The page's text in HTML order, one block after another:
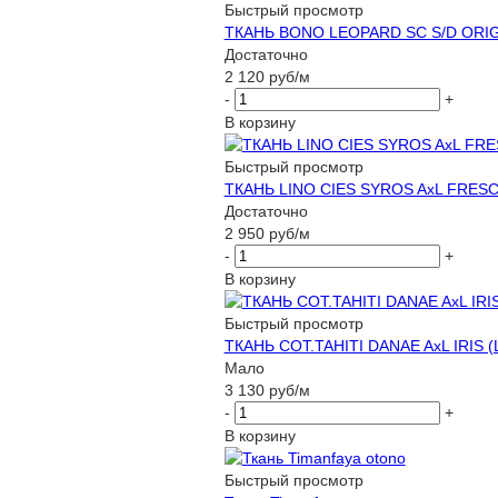
Быстрый просмотр
ТКАНЬ BONO LEOPARD SC S/D
Достаточно
2 120руб/м
-
+
В корзину
Быстрый просмотр
ТКАНЬ LINO CIES SYROS AxL
Достаточно
2 950руб/м
-
+
В корзину
Быстрый просмотр
ТКАНЬ COT.TAHITI DANAE AxL IRIS
Мало
3 130руб/м
-
+
В корзину
Быстрый просмотр